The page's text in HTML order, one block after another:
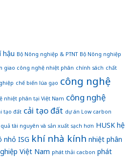
hậu Bộ Nông nghiệp & PTNT Bộ Nông nghiệp
giao công nghệ nhiệt phân chính sách chất
chế biến lúa gạo công nghệ
nhiệt phân tại Việt Nam công nghệ
tạo đất cải tạo đất dự án Low carbon
tài nguyên và sản xuất sạch hơn HUSK hệ
nhỏ ISG khí nhà kính nhiệt phân
Việt Nam phát thải cacbon phát